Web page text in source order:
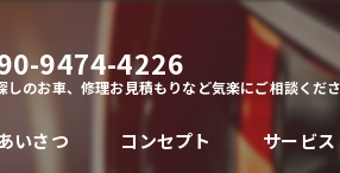
9474-4226
しのお車、修理お見積もりなど気楽にご相談くだ
いさつ コンセプト サービス